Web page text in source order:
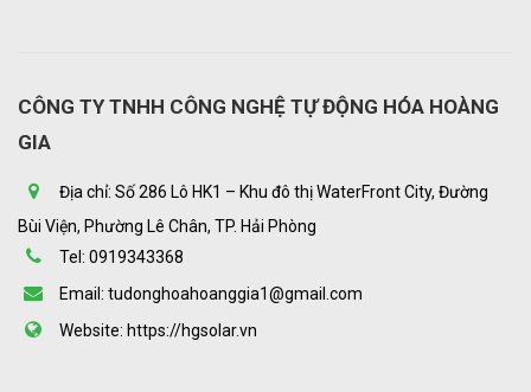
CÔNG TY TNHH CÔNG NGHỆ TỰ ĐỘNG HÓA HOÀNG
GIA
Địa chỉ: Số 286 Lô HK1 – Khu đô thị WaterFront City, Đường
Bùi Viện, Phường Lê Chân, TP. Hải Phòng
Tel: 0919343368
Email: tudonghoahoanggia1@gmail.com
Website: https://hgsolar.vn